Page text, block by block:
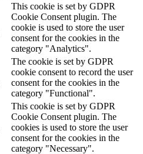
This cookie is set by GDPR
Cookie Consent plugin. The
cookie is used to store the user
consent for the cookies in the
category "Analytics".
The cookie is set by GDPR
cookie consent to record the user
consent for the cookies in the
category "Functional".
This cookie is set by GDPR
Cookie Consent plugin. The
cookies is used to store the user
consent for the cookies in the
category "Necessary".